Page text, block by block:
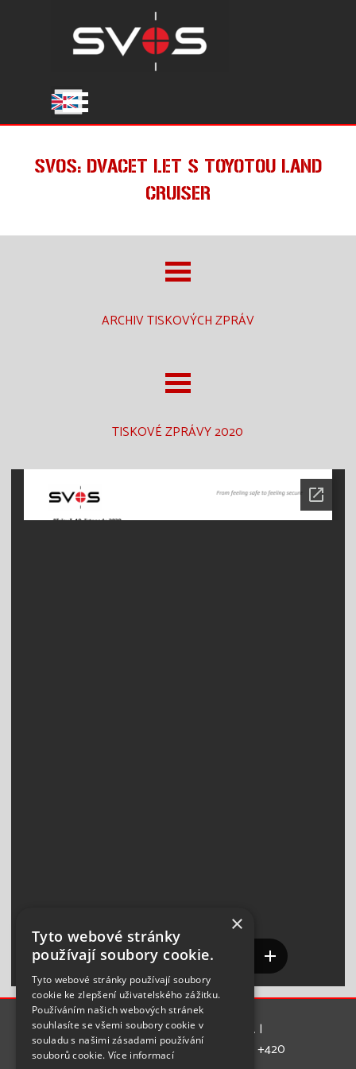
Přeskočit menu
SVOS: DVACET LET S TOYOTOU LAND
CRUISER
ARCHIV TISKOVÝCH ZPRÁV
TISKOVÉ ZPRÁVY 2020
Copyright 2025 | SVOS, spol. s r.o. |
Chrudimská 1663, 535 01 Přelouč | Tel.: +420
×
Tyto webové stránky
používají soubory cookie.
Tyto webové stránky používají soubory
cookie ke zlepšení uživatelského zážitku.
Používáním našich webových stránek
souhlasíte se všemi soubory cookie v
souladu s našimi zásadami používání
souborů cookie. Více informací